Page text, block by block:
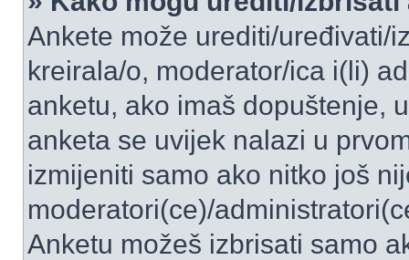
Ankete može urediti/uređivati/
kreirala/o, moderator/ica i(li)
anketu, ako imaš dopuštenje,
anketa se uvijek nalazi u
izmijeniti samo ako nitko još
moderatori(ce)/
Anketu možeš izbrisati samo